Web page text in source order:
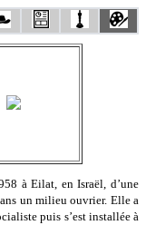
à Eilat, en Israël, d’une
un milieu ouvrier. Elle a
puis s’est installée à